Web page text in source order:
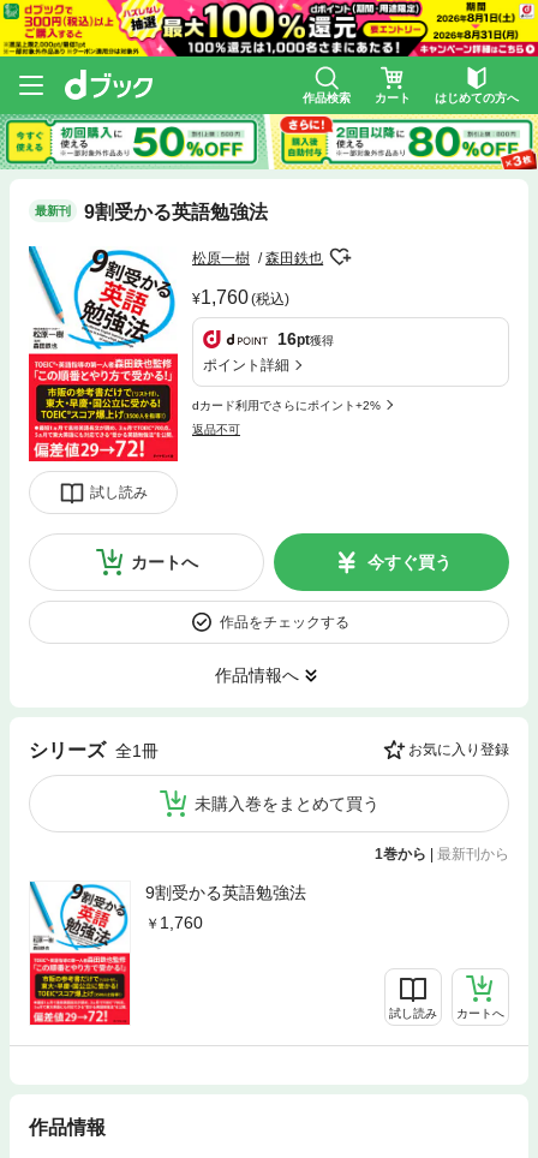
作品検索 カート はじめての方へ
最新刊 9割受かる英語勉強法
試し読み
松原一樹 森田鉄也
1,760(税込)
16pt獲得
ポイント詳細
dカード利用でさらにポイント+2%
返品不可
カートへ 今すぐ買う
作品をチェックする
作品情報へ
シリーズ 全1冊 お気に入り登録
未購入巻をまとめて買う
1巻から | 最新刊から
9割受かる英語勉強法
1,760
試し読み カートへ
作品情報